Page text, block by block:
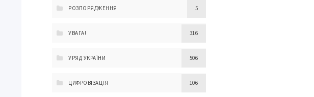
РОЗПОРЯДЖЕННЯ 5
УВАГА! 316
УРЯД УКРАЇНИ 506
ЦИФРОВІЗАЦІЯ 106